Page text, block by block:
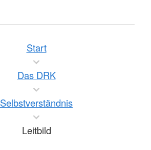
Start
Das DRK
Selbstverständnis
Leitbild